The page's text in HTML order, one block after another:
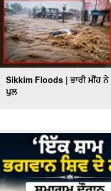
Sikkim Floods | ਭਾਰੀ ਮੀਂਹ
ਪੁਲ